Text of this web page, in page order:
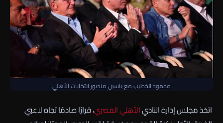
محمود الخطيب مع ياسين منصور انتخابات الأهلي
اتخذ مجلس إدارة الناديالأهليالمصري، قرارًا صادمًا تجاه لاعبي